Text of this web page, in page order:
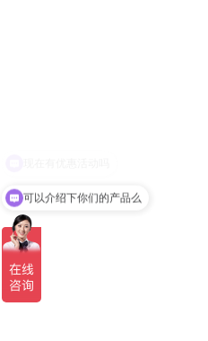
可以介绍下你们的产品么